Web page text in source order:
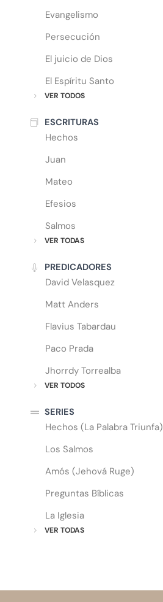
Evangelismo
Persecución
El juicio de Dios
El Espíritu Santo
VER TODOS
ESCRITURAS
Hechos
Juan
Mateo
Efesios
Salmos
VER TODAS
PREDICADORES
David Velasquez
Matt Anders
Flavius Tabardau
Paco Prada
Jhorrdy Torrealba
VER TODOS
SERIES
Hechos (La Palabra Triunfa)
Los Salmos
Amós (Jehová Ruge)
Preguntas Bíblicas
La Iglesia
VER TODAS